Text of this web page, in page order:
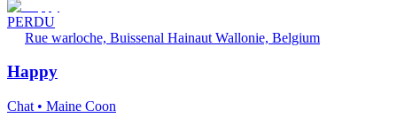
PERDU
Rue warloche, Buissenal Hainaut Wallonie, Belgium
Happy
Chat • Maine Coon